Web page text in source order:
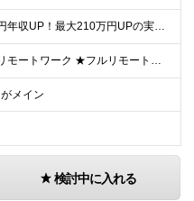
☆平均182.7万円年収UP！最大210万円UPの実績もあり ☆スキルにより月給100万円スタートも可能◎ 月給40万円～100万円＋決算賞与＋各種手当 ～給与イメージ～ ■経験2年以上…月給40
★社員の9割がリモートワーク ★フルリモート案件もあり ★地方からの応募も歓迎！／転居を伴う転勤なし 東京23区を中心としたプロジェクト先での勤務です。 ～～～～～～～～～～～ 【東京⇒地方へUタ
メイン
検討中に入れる